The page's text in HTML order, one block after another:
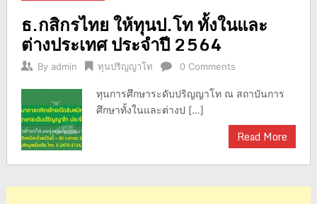
ธ.กสิกรไทย ให้ทุนป.โท ทั้งในและ
ต่างประเทศ ประจำปี 2564
By admin ทุนปริญญาโท 0 Comments
ทุนการศึกษาระดับปริญญาโท ณ สถาบันการ
ศึกษาทั้งในและต่างป […]
Read More